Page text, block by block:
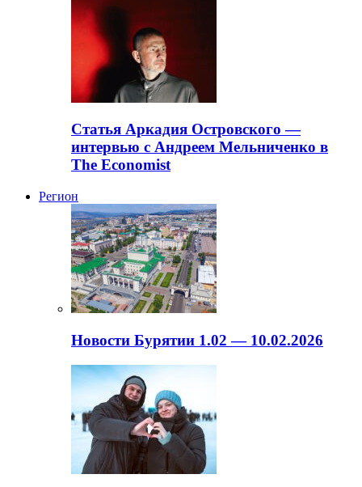
Статья Аркадия Островского —
интервью с Андреем Мельниченко в
The Economist
Регион
Новости Бурятии 1.02 — 10.02.2026